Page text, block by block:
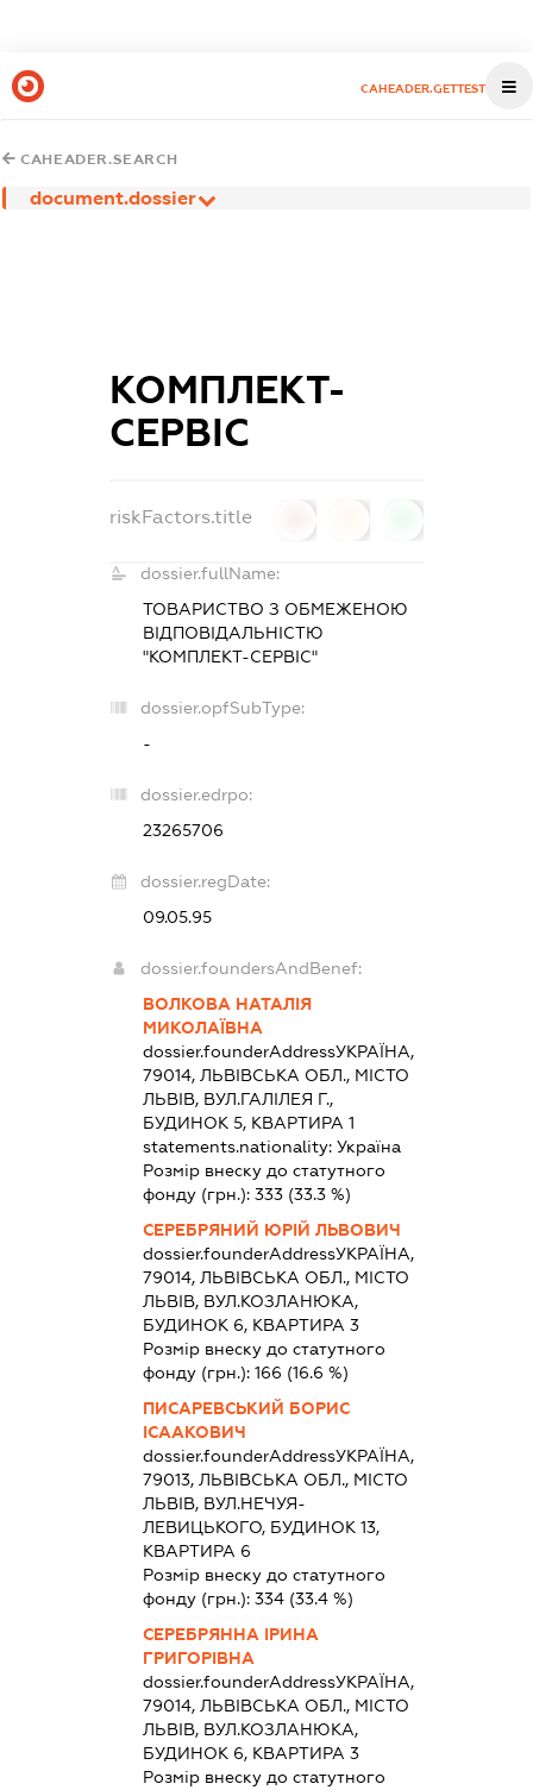
CAHEADER.GETTEST
CAHEADER.SEARCH
document.dossier
КОМПЛЕКТ-
СЕРВІС
riskFactors.title
dossier.fullName:
ТОВАРИСТВО З ОБМЕЖЕНОЮ
ВІДПОВІДАЛЬНІСТЮ
"КОМПЛЕКТ-СЕРВІС"
dossier.opfSubType:
-
dossier.edrpo:
23265706
dossier.regDate:
09.05.95
dossier.foundersAndBenef:
ВОЛКОВА НАТАЛІЯ
МИКОЛАЇВНА
dossier.founderAddressУКРАЇНА,
79014, ЛЬВІВСЬКА ОБЛ., МІСТО
ЛЬВІВ, ВУЛ.ГАЛІЛЕЯ Г.,
БУДИНОК 5, КВАРТИРА 1
statements.nationality:Україна
Розмір внеску до статутного
фонду (грн.):333 (33.3 %)
СЕРЕБРЯНИЙ ЮРІЙ ЛЬВОВИЧ
dossier.founderAddressУКРАЇНА,
79014, ЛЬВІВСЬКА ОБЛ., МІСТО
ЛЬВІВ, ВУЛ.КОЗЛАНЮКА,
БУДИНОК 6, КВАРТИРА 3
Розмір внеску до статутного
фонду (грн.):166 (16.6 %)
ПИСАРЕВСЬКИЙ БОРИС
ІСААКОВИЧ
dossier.founderAddressУКРАЇНА,
79013, ЛЬВІВСЬКА ОБЛ., МІСТО
ЛЬВІВ, ВУЛ.НЕЧУЯ-
ЛЕВИЦЬКОГО, БУДИНОК 13,
КВАРТИРА 6
Розмір внеску до статутного
фонду (грн.):334 (33.4 %)
СЕРЕБРЯННА ІРИНА
ГРИГОРІВНА
dossier.founderAddressУКРАЇНА,
79014, ЛЬВІВСЬКА ОБЛ., МІСТО
ЛЬВІВ, ВУЛ.КОЗЛАНЮКА,
БУДИНОК 6, КВАРТИРА 3
Розмір внеску до статутного